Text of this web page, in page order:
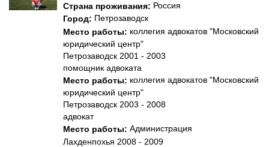
Страна проживания: Россия
Город: Петрозаводск
Место работы: коллегия адвокатов "Московский
юридический центр"
Петрозаводск 2001 - 2003
помощник адвоката
Место работы: коллегия адвокатов "Московский
юридический центр"
Петрозаводск 2003 - 2008
адвокат
Место работы: Администрация
Лахденпохья 2008 - 2009